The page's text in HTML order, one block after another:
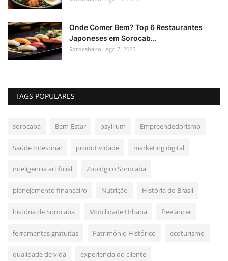
Onde Comer Bem? Top 6 Restaurantes
Japoneses em Sorocab...
Sorocabano Ago 7, 2025
TAGS POPULARES
sorocaba Bem-Estar psyllium Empreendedorismo
Saúde Intestinal produtividade marketing digital
inteligencia artificial Zoológico Sorocaba
planejamento financeiro Nutrição História do Brasil
história de Sorocaba Mobilidade Urbana freelancer
ferramentas gratuitas Patrimônio Histórico ecoturismo
qualidade de vida experiencia do cliente